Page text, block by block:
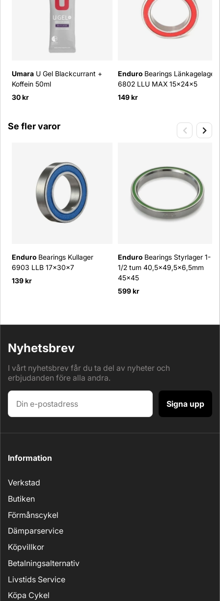
Umara U Gel Blackcurrant +
Koffein 50ml
30 kr
Enduro Bearings Länkagelager
6802 LLU MAX 15x24x5
149 kr
Se fler varor
Enduro Bearings Kullager
6903 LLB 17x30x7
139 kr
Enduro Bearings Styrlager 1-
1/2 tum 40,5x49,5x6,5mm
45x45
599 kr
Nyhetsbrev
I vårt nyhetsbrev får du ta del av nyheter och
erbjudanden före alla andra.
Signa upp
Information
Verkstad
Butiken
Förmånscykel
Dämparservice
Köpvillkor
Betalningsalternativ
Livstids Service
Köpa Cykel